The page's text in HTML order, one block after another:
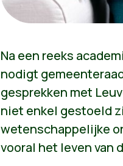
Na een reeks
nodigt
gesprekken met
niet enkel gestoeld
wetenschappelijke
vooral het leven van